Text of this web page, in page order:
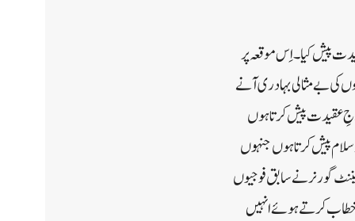
کی جنگ کے شہداء کو خراجِ عقیدت پیش کیا۔ اِس موقعہ پر
کی بے مثالی بہادری آنے
عقیدت پیش کرتا ہوں
سلام پیش کرتا ہوں جنہوں
گورنر نے سابق فوجیوں
خطاب کرتے ہوئے انہیں